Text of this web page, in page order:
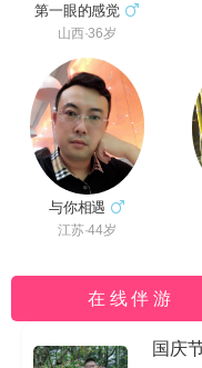
第一眼的感觉
山西·36岁
与你相遇
江苏·44岁
在 线 伴 游